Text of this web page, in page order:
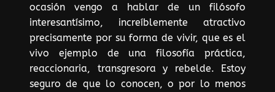
ocasión vengo a hablar de un filósofo
interesantísimo, increíblemente atractivo
precisamente por su forma de vivir, que es el
vivo ejemplo de una filosofía práctica,
reaccionaria, transgresora y rebelde. Estoy
seguro de que lo conocen, o por lo menos